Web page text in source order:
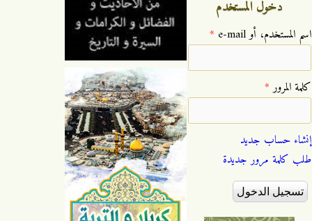
دخول المستخدم
‏اسم المستخدم، أو e-mail ‏ *
‏كلمة المرور ‏*
إنشاء حساب جديد
طلب كلمة مرور جديدة